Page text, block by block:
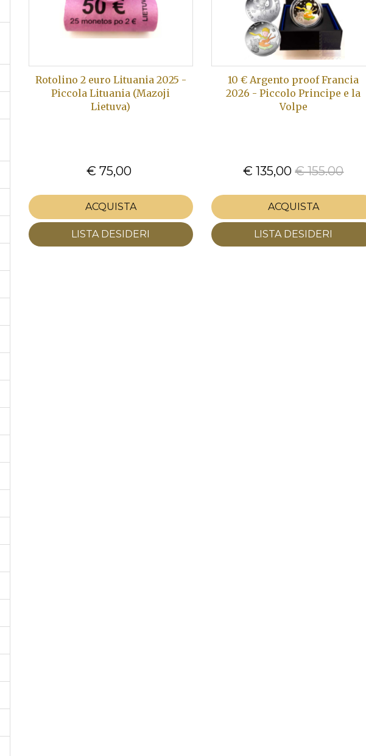
Rotolino 2 euro Lituania 2025 -
Piccola Lituania (Mazoji
Lietuva)
€ 75,00
ACQUISTA
LISTA DESIDERI
10 € Argento proof Francia
2026 - Piccolo Principe e la
Volpe
€ 135,00 € 155.00
ACQUISTA
LISTA DESIDERI